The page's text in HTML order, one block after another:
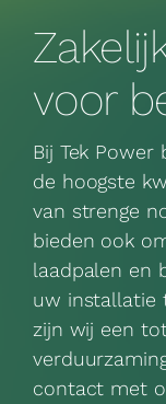
voor
Bij Tek Power
de hoogste
van strenge
bieden ook
laadpalen en
uw installatie
zijn wij een
contact met